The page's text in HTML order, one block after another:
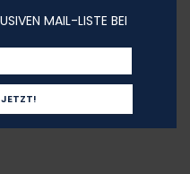
MAIL-LISTE BEI